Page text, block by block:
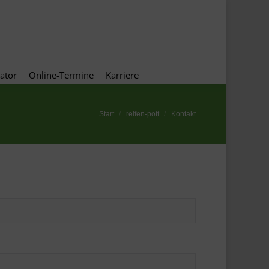
Online-Termine Karriere
Start reifen-pott Kontakt